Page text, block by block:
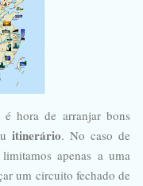
hora de arranjar bons
itinerário. No caso de
apenas a uma
um circuito fechado de